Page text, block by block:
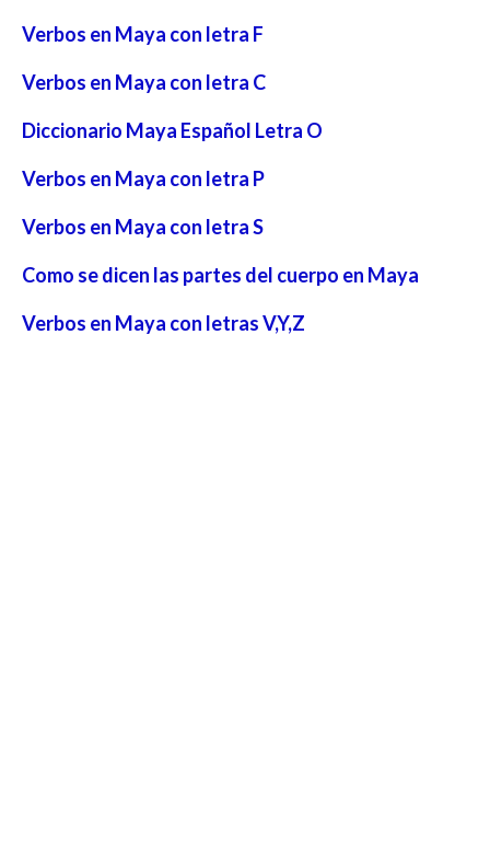
Verbos en Maya con letra F
Verbos en Maya con letra C
Diccionario Maya Español Letra O
Verbos en Maya con letra P
Verbos en Maya con letra S
Como se dicen las partes del cuerpo en Maya
Verbos en Maya con letras V,Y,Z